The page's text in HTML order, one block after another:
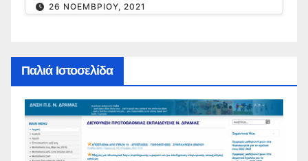
26 ΝΟΕΜΒΡΊΟΥ, 2021
Παλιά Ιστοσελίδα